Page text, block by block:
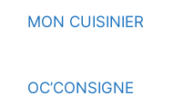
MON CUISINIER
OC’CONSIGNE